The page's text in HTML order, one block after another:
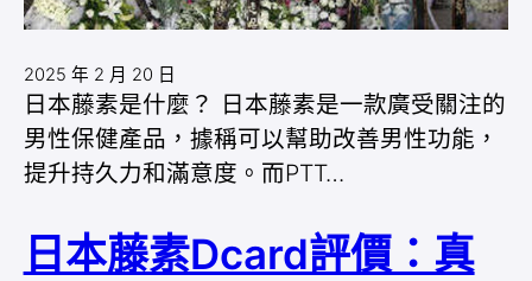
2025 年 2 月 20 日
日本藤素是什麼？ 日本藤素是一款廣受關注的
男性保健產品，據稱可以幫助改善男性功能，
提升持久力和滿意度。而PTT…
日本藤素Dcard評價：真